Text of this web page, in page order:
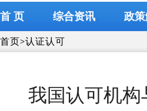
首 页 综合资讯 政
首页>认证认可
我国认可机